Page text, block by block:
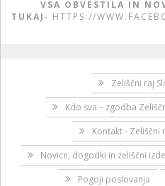
VSA OBVESTILA IN
TUKAJ- HTTPS://
Zeliščni raj
Kdo sva – zgodba
Kontakt - Zeliščni
Novice, dogodki in zeliščni
Pogoji poslovanja